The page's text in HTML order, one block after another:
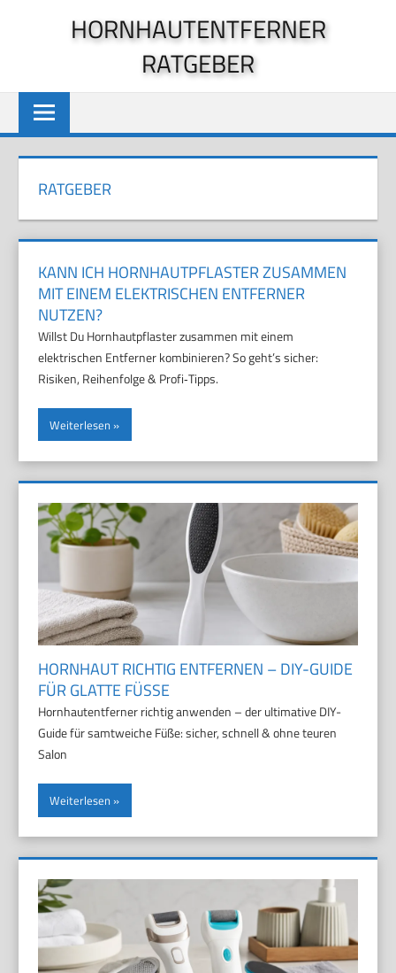
HORNHAUTENTFERNER
RATGEBER
RATGEBER
KANN ICH HORNHAUTPFLASTER ZUSAMMEN
MIT EINEM ELEKTRISCHEN ENTFERNER
NUTZEN?
Willst Du Hornhautpflaster zusammen mit einem
elektrischen Entferner kombinieren? So geht’s sicher:
Risiken, Reihenfolge & Profi‑Tipps.
Weiterlesen
HORNHAUT RICHTIG ENTFERNEN – DIY-GUIDE
FÜR GLATTE FÜSSE
Hornhautentferner richtig anwenden – der ultimative DIY-
Guide für samtweiche Füße: sicher, schnell & ohne teuren
Salon
Weiterlesen